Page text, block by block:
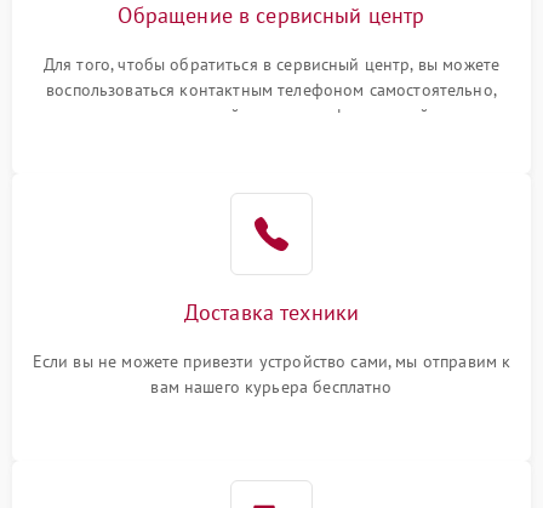
Обращение в сервисный центр
Для того, чтобы обратиться в сервисный центр, вы можете
воспользоваться контактным телефоном самостоятельно,
или оставить свой номер телефона на сайте
Доставка техники
Если вы не можете привезти устройство сами, мы отправим к
вам нашего курьера бесплатно